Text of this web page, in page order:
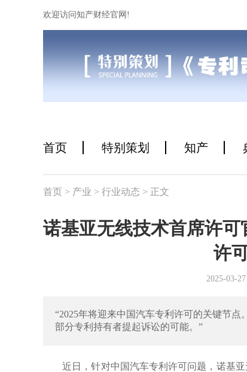
欢迎访问知产财经官网!
首页 特别策划 知产
首页 > 产业 > 行业动态 > 正文
诺基亚无线技术首席许可
许
2025-03-
“2025年将迎来中国汽车专利许可的关键节
部分专利持有者提起诉讼的可能。”
近日，针对中国汽车专利许可问题，诺基亚无